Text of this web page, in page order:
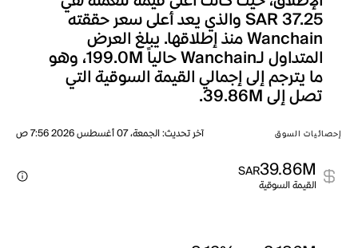
SAR 37.25 والذي يعد أعلى سعر حققته
Wanchain منذ إطلاقها. يبلغ العرض
المتداول لـWanchain حالياً 199.0M، وهو
ما يترجم إلى إجمالي القيمة السوقية التي
تصل إلى 39.86M.
إحصائيات السوق آخر تحديث:الجمعة، 07 أغسطس 2026 7:56 ص
39.86M
SAR
القيمة السوقية